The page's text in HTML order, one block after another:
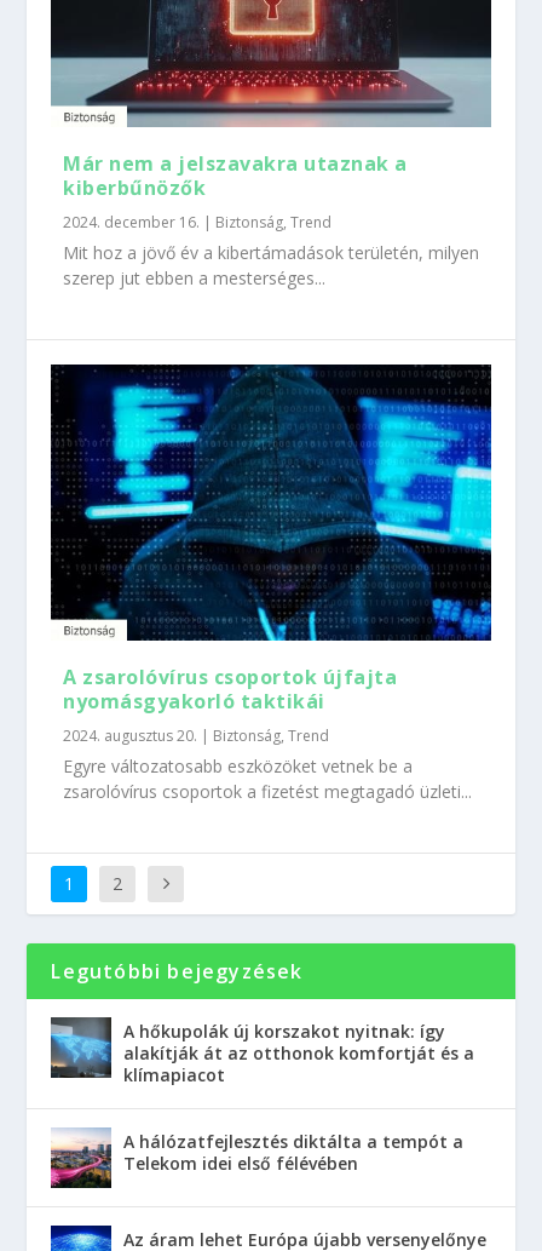
Már nem a jelszavakra utaznak a
kiberbűnözők
2024. december 16. | Biztonság,Trend
Mit hoz a jövő év a kibertámadások területén, milyen
szerep jut ebben a mesterséges...
A zsarolóvírus csoportok újfajta
nyomásgyakorló taktikái
2024. augusztus 20. | Biztonság,Trend
Egyre változatosabb eszközöket vetnek be a
zsarolóvírus csoportok a fizetést megtagadó üzleti...
1 2
Legutóbbi bejegyzések
A hőkupolák új korszakot nyitnak: így
alakítják át az otthonok komfortját és a
klímapiacot
A hálózatfejlesztés diktálta a tempót a
Telekom idei első félévében
Az áram lehet Európa újabb versenyelőnye